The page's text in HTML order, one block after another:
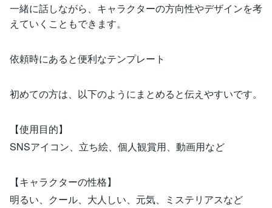
一緒に話しながら、キャラクターの方向性やデザインを考
えていくこともできます。
依頼時にあると便利なテンプレート
初めての方は、以下のようにまとめると伝えやすいです。
【使用目的】
SNSアイコン、立ち絵、個人観賞用、動画用など
【キャラクターの性格】
明るい、クール、大人しい、元気、ミステリアスなど